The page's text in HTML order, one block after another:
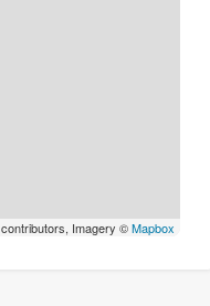
contributors, Imagery ©Mapbox